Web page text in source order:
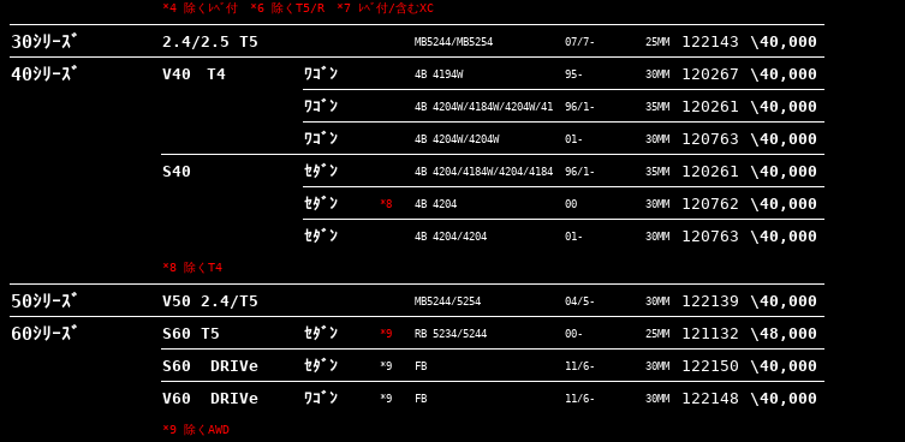
*4 除くﾚﾍﾞ付 *6 除くT5/R *7 ﾚﾍﾞ付/含むXC
30ｼﾘｰｽﾞ 2.4/2.5 T5 MB5244/MB5254 07/7- 25MM 122143 \40,000
40ｼﾘｰｽﾞ V40 T4 ﾜｺﾞﾝ 4B 4194W 95- 30MM 120267
\40,000
ﾜｺﾞﾝ
4B 4204W/4184W/4204W/41 96/1- 35MM 120261
\40,000
ﾜｺﾞﾝ
4B 4204W/4204W 01- 30MM 120763
\40,000
S40
ｾﾀﾞﾝ 4B 4204/4184W/4204/4184 96/1- 35MM 120261
\40,000
ｾﾀﾞﾝ
*8 4B 4204 00 30MM 120762
\40,000
ｾﾀﾞﾝ
4B 4204/4204 01- 30MM 120763 \40,000
*8 除くT4
50ｼﾘｰｽﾞ V50 2.4/T5 MB5244/5254 04/5- 30MM 122139 \40,000
60ｼﾘｰｽﾞ S60 T5 ｾﾀﾞﾝ *9 RB 5234/5244 00- 25MM 121132
\48,000
S60
DRIVe ｾﾀﾞﾝ *9 FB 11/6- 30MM 122150
\40,000
V60
DRIVe ﾜｺﾞﾝ *9 FB 11/6- 30MM 122148 \40,000
*9 除くAWD